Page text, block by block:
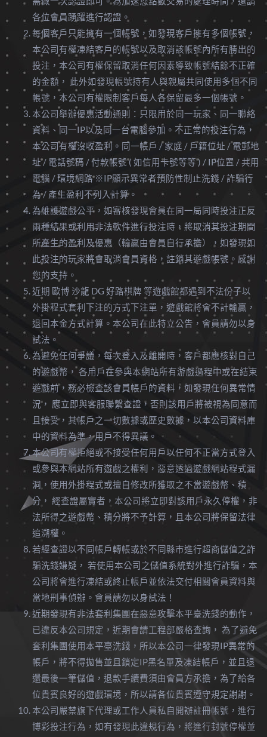
各位會員踴躍進行認證。
每個客戶只能擁有一個帳號，如發現客戶擁有多個帳號，
本公司有權凍結客戶的帳號以及取消該帳號內所有勝出的
投注，本公司有權保留取消任何因素導致帳號結餘不正確
的金額， 此外如發現帳號持有人與親屬共同使用多個不同
帳號，本公司有權限制客戶每人各保留最多一個帳號。
本公司舉辦優惠活動通則：只限用於同一玩家、同一聯絡
資料、同一IP以及同一台電腦參加。不正常的投注行為，
本公司有權沒收盈利。同一帳戶 / 家庭 / 戶籍位址 / 電郵地
址 / 電話號碼 / 付款帳號 ( 如信用卡號等等 ) / IP位置 / 共用
電腦 / 環境網路 ※IP顯示異常者預防性制止洗錢 / 詐騙行
為 / 產生盈利不列入計算。
為維護遊戲公平，如審核發現會員在同一局同時投注正反
兩種結果或利用非法軟件進行投注時，將取消其投注期間
所產生的盈利及優惠（輸贏由會員自行承擔），如發現如
此投注的玩家將會取消會員資格，註銷其遊戲帳號。感謝
您的支持。
近期 歐博 沙龍 DG 好路棋牌 等遊戲館都遇到不法份子以
外掛程式套利下注的方式下注單，遊戲館將會不計輸贏，
退回本金方式計算。本公司在此特立公告，會員請勿以身
試法。
為避免任何爭議，每次登入及離開時，客戶都應核對自己
的遊戲幣， 各用戶在參與本網站所有游戲過程中或在結束
遊戲前，務必檢查該會員帳戶的資料，如發現任何異常情
況， 應立即與客服聯繫查證，否則該用戶將被視為同意而
且接受，其帳戶之一切數據或歷史數據，以本公司資料庫
中的資料為準，用戶不得異議。
本公司有權拒絕或不接受任何用戶以任何不正當方式登入
或參與本網站所有遊戲之權利，惡意透過遊戲網站程式漏
洞，使用外掛程式或擅自修改所獲取之不當遊戲幣、積
分， 經查證屬實者，本公司將立即對該用戶永久停權，非
法所得之遊戲幣、積分將不予計算，且本公司將保留法律
追溯權。
若經查證以不同帳戶轉帳或於不同縣市進行超商儲值之詐
騙洗錢嫌疑， 若使用本公司之儲值系統對外進行詐騙，本
公司將會進行凍結或終止帳戶並依法交付相關會員資料與
當地刑事偵辦。會員請勿以身試法！
近期發現有非法套利集團在惡意攻擊本平臺洗錢的動作，
已違反本公司規定，近期會請工程部嚴格查詢， 為了避免
套利集團使用本平臺洗錢，所以本公司一律發現IP異常的
帳戶，將不得拋售並且鎖定IP黑名單及凍結帳戶，並且退
還最後一筆儲值，退款手續費須由會員方承擔，為了給各
位貴賓良好的遊戲環境，所以請各位貴賓遵守規定謝謝。
本公司嚴禁旗下代理或工作人員私自開辦註冊帳號，進行
博彩投注行為，如有發現此違規行為，將進行封號停權並